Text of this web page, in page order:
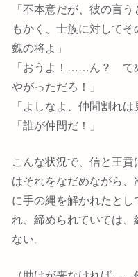
「不本意だが、彼の言
もかく、士族に対してそ
魏の将よ」
「おうよ！……ん？ て
やがっただろ！」
「よしなよ、仲間割れは
「誰が仲間だ！」
こんな状況で、信と王
はそれをなだめながら
に手の縄を解かれたと
れ、締められていては
ない。